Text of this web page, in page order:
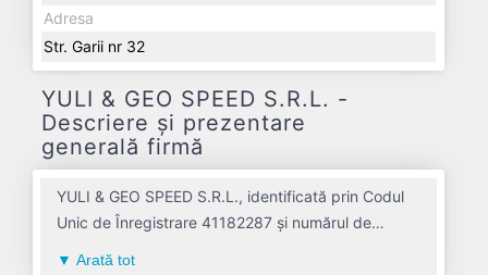
Adresa
Str. Garii nr 32
YULI & GEO SPEED S.R.L. -
Descriere și prezentare
generală firmă
YULI & GEO SPEED S.R.L., identificată prin Codul
Unic de Înregistrare 41182287 și numărul de
Arată tot